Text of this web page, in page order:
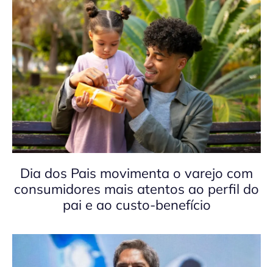
Dia dos Pais movimenta o varejo com
consumidores mais atentos ao perfil do
pai e ao custo-benefício